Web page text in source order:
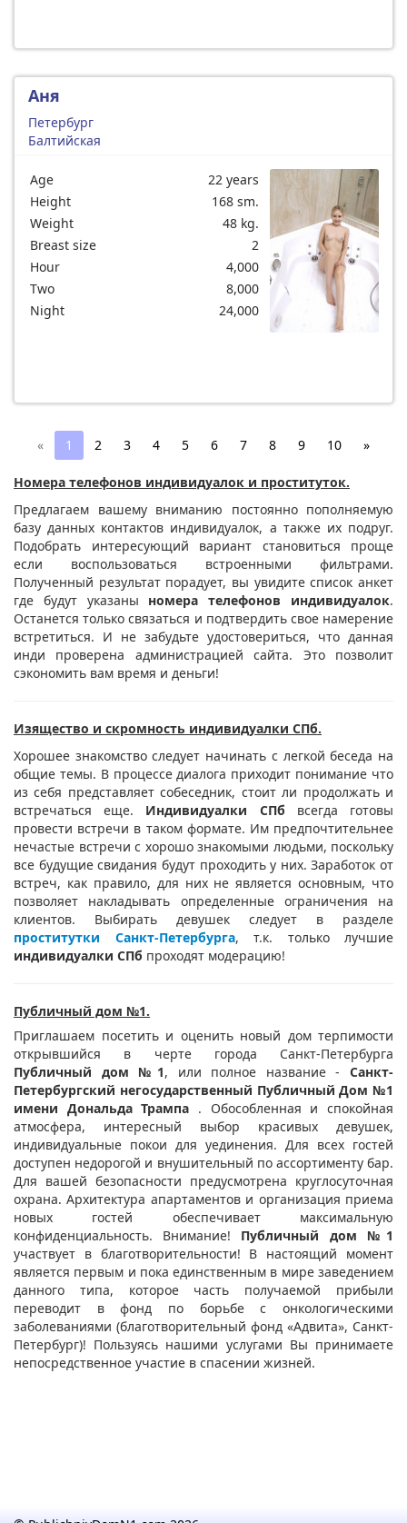
Аня
Петербург
Балтийская
Age
22 years
Height
168 sm.
Weight
48 kg.
Breast size
2
Hour
4,000
Two
8,000
Night
24,000
« 1 2 3 4 5 6 7 8 9 10 »
Номера телефонов индивидуалок и проституток.
Предлагаем вашему вниманию постоянно пополняемую
базу данных контактов индивидуалок, а также их подруг.
Подобрать интересующий вариант становиться проще
если воспользоваться встроенными фильтрами.
Полученный результат порадует, вы увидите список анкет
где будут указаны номера телефонов индивидуалок.
Останется только связаться и подтвердить свое намерение
встретиться. И не забудьте удостовериться, что данная
инди проверена администрацией сайта. Это позволит
сэкономить вам время и деньги!
Изящество и скромность индивидуалки СПб.
Хорошее знакомство следует начинать с легкой беседа на
общие темы. В процессе диалога приходит понимание что
из себя представляет собеседник, стоит ли продолжать и
встречаться еще. Индивидуалки СПб всегда готовы
провести встречи в таком формате. Им предпочтительнее
нечастые встречи с хорошо знакомыми людьми, поскольку
все будущие свидания будут проходить у них. Заработок от
встреч, как правило, для них не является основным, что
позволяет накладывать определенные ограничения на
клиентов. Выбирать девушек следует в разделе
проститутки Санкт-Петербурга, т.к. только лучшие
индивидуалки СПб проходят модерацию!
Публичный дом №1.
Приглашаем посетить и оценить новый дом терпимости
открывшийся в черте города Санкт-Петербурга
Публичный дом №1, или полное название - Санкт-
Петербургский негосударственный Публичный Дом №1
имени Дональда Трампа . Обособленная и спокойная
атмосфера, интересный выбор красивых девушек,
индивидуальные покои для уединения. Для всех гостей
доступен недорогой и внушительный по ассортименту бар.
Для вашей безопасности предусмотрена круглосуточная
охрана. Архитектура апартаментов и организация приема
новых гостей обеспечивает максимальную
конфиденциальность. Внимание! Публичный дом №1
участвует в благотворительности! В настоящий момент
является первым и пока единственным в мире заведением
данного типа, которое часть получаемой прибыли
переводит в фонд по борьбе с онкологическими
заболеваниями (благотворительный фонд «Адвита», Санкт-
Петербург)! Пользуясь нашими услугами Вы принимаете
непосредственное участие в спасении жизней.